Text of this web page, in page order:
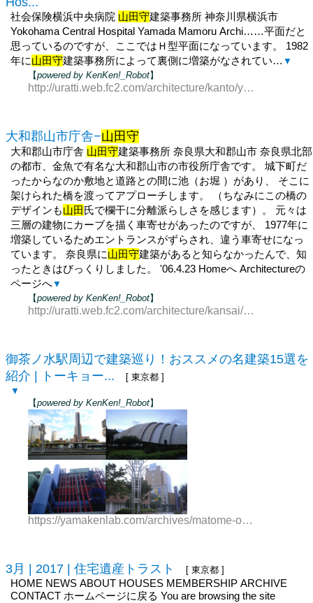
社会保険横浜中央病院 山田守建築事務所 神奈川県横浜市
Yokohama Central Hospital Yamada Mamoru Archi……平面だと
思っているのですが、ここではＨ型平面になっています。 1982
年に山田守建築事務所によって裏側に増築がなされてい… ▼
【powered by KenKen!_Robot】
http://uratti.web.fc2.com/architecture/kanto/
大和郡山市庁舎−山田守
大和郡山市庁舎 山田守建築事務所 奈良県大和郡山市 奈良県北部
の都市、金魚で有名な大和郡山市の市役所庁舎です。 城下町だ
ったからなのか敷地と道路との間に池（お堀 ）があり、 そこに
架けられた橋を渡ってアプローチします。 （ちなみにこの橋の
デザインも山田氏で欄干に分離派らしさを感じます）。 元々は
三層の建物にカーブを描く車寄せがあったのですが、 1977年に
増築しているためエントランスがずらされ、違う車寄せになっ
ています。 奈良県に山田守建築があると知らなかったんで、知
ったときはびっくりしました。 '06.4.23 Homeへ Architectureの
ページへ▼
【powered by KenKen!_Robot】
http://uratti.web.fc2.com/architecture/kansai/
御茶ノ水駅周辺で建築巡り！おススメの名建築15選を
紹介 | トーキョー...
[ 東京都 ]
▼
【powered by KenKen!_Robot】
https://yamakenlab.com/archives/matome-
3月 | 2017 | 住宅遺産トラスト [ 東京都 ]
HOME NEWS ABOUT HOUSES MEMBERSHIP ARCHIVE
CONTACT ホームページに戻る You are browsing the site